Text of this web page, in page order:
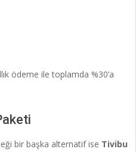
ödeme ile toplamda %30’a
bir başka alternatif ise Tivibu